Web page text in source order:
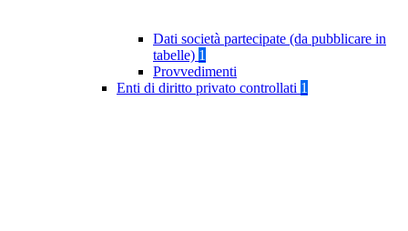
Dati società partecipate (da pubblicare in
tabelle) 1
Provvedimenti
Enti di diritto privato controllati 1